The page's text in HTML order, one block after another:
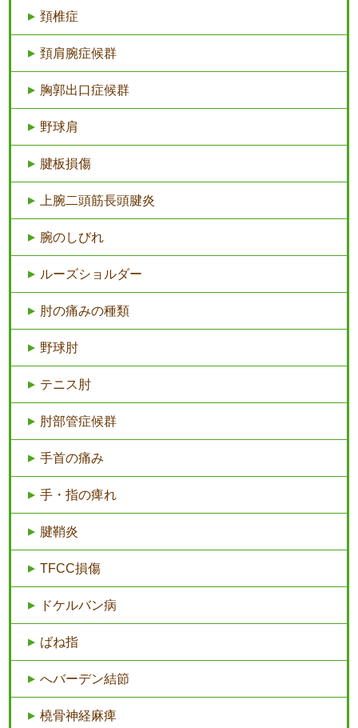
頚椎症
頚肩腕症候群
胸郭出口症候群
野球肩
腱板損傷
上腕二頭筋長頭腱炎
腕のしびれ
ルーズショルダー
肘の痛みの種類
野球肘
テニス肘
肘部管症候群
手首の痛み
手・指の痺れ
腱鞘炎
TFCC損傷
ドケルバン病
ばね指
へバーデン結節
橈骨神経麻痺